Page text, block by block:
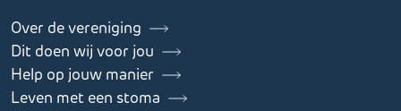
Over de vereniging
Dit doen wij voor jou
Help op jouw manier
Leven met een stoma